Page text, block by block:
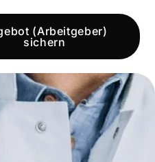
(Arbeitgeber)
sichern